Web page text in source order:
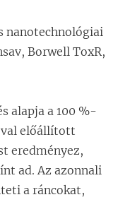
nanotechnológiai
Borwell ToxR,
alapja a 100 %-
előállított
eredményez,
ad. Az azonnali
a ráncokat,